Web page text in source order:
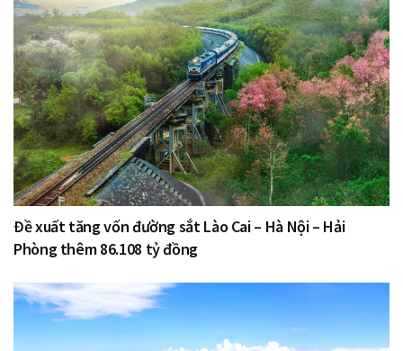
Đề xuất tăng vốn đường sắt Lào Cai – Hà Nội – Hải
Phòng thêm 86.108 tỷ đồng